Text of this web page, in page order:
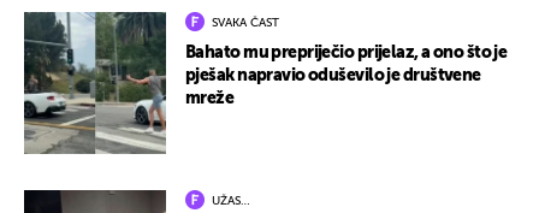
SVAKA ČAST
Bahato mu prepriječio prijelaz, a ono što je
pješak napravio oduševilo je društvene
mreže
UŽAS…